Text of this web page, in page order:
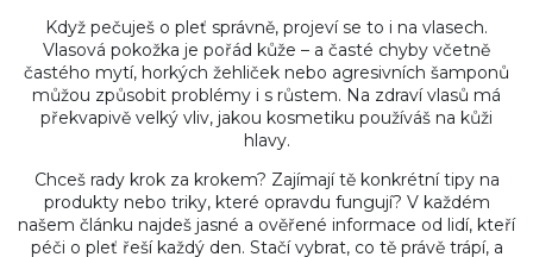
Když pečuješ o pleť správně, projeví se to i na vlasech.
Vlasová pokožka je pořád kůže – a časté chyby včetně
častého mytí, horkých žehliček nebo agresivních šamponů
můžou způsobit problémy i s růstem. Na zdraví vlasů má
překvapivě velký vliv, jakou kosmetiku používáš na kůži
hlavy.
Chceš rady krok za krokem? Zajímají tě konkrétní tipy na
produkty nebo triky, které opravdu fungují? V každém
našem článku najdeš jasné a ověřené informace od lidí, kteří
péči o pleť řeší každý den. Stačí vybrat, co tě právě trápí, a